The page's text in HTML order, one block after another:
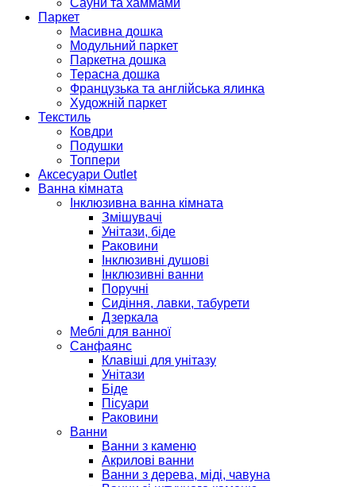
Сауни та хаммами
Паркет
Масивна дошка
Модульний паркет
Паркетна дошка
Терасна дошка
Французька та англійська ялинка
Художній паркет
Текстиль
Ковдри
Подушки
Топпери
Аксесуари Outlet
Ванна кімната
Інклюзивна ванна кімната
Змішувачі
Унітази, біде
Раковини
Інклюзивні душові
Інклюзивні ванни
Поручні
Сидіння, лавки, табурети
Дзеркала
Меблі для ванної
Санфаянс
Клавіші для унітазу
Унітази
Біде
Пісуари
Раковини
Ванни
Ванни з каменю
Акрилові ванни
Ванни з дерева, міді, чавуна